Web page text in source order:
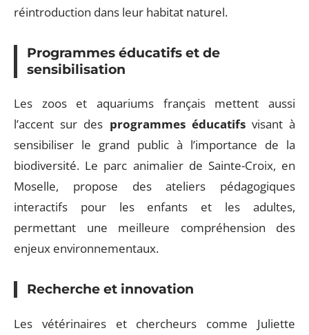
réintroduction dans leur habitat naturel.
Programmes éducatifs et de
sensibilisation
Les zoos et aquariums français mettent aussi
l’accent sur des programmes éducatifsvisant à
sensibiliser le grand public à l’importance de la
biodiversité. Le parc animalier de Sainte-Croix, en
Moselle, propose des ateliers pédagogiques
interactifs pour les enfants et les adultes,
permettant une meilleure compréhension des
enjeux environnementaux.
Recherche et innovation
Les vétérinaires et chercheurs comme Juliette